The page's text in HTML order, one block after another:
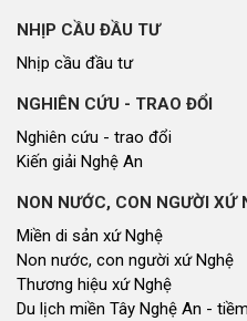
NHỊP CẦU ĐẦU TƯ
Nhịp cầu đầu tư
NGHIÊN CỨU - TRAO ĐỔI
Nghiên cứu - trao đổi
Kiến giải Nghệ An
NON NƯỚC, CON NGƯỜI XỨ
Miền di sản xứ Nghệ
Non nước, con người xứ Nghệ
Thương hiệu xứ Nghệ
Du lịch miền Tây Nghệ An -